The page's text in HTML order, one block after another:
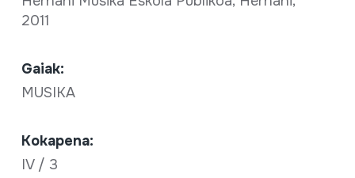
2011
Gaiak:
MUSIKA
Kokapena:
IV / 3